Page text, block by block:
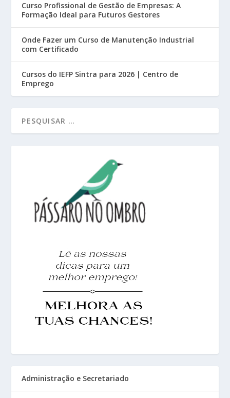
Curso Profissional de Gestão de Empresas: A
Formação Ideal para Futuros Gestores
Onde Fazer um Curso de Manutenção Industrial
com Certificado
Cursos do IEFP Sintra para 2026 | Centro de
Emprego
Administração e Secretariado